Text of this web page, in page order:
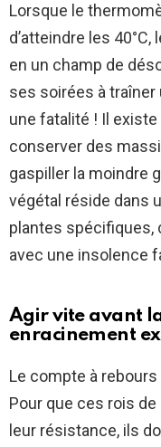
Lorsque le
d’atteindre les
en un champ de
ses soirées à traîner
une fatalité ! Il
conserver des
gaspiller la moindre
végétal réside dans
plantes spécifiques,
avec une insolence
Agir vite avant
enracinement
Le compte à
Pour que ces rois
leur résistance, ils